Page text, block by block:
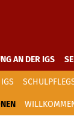
AN DER IGS